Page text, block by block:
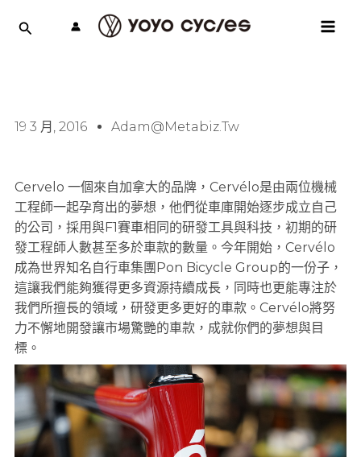
19 3 月, 2016 Adam@metabiz.tw
Cervelo 一個來自加拿大的品牌，Cervélo是由兩位機械
工程師一起孕育出的夢想，他們從車庫開始逐步成立自己
的公司，採用與F1賽車相同的研發工具與科技，初期的研
發工程師人數甚至多於車款的數量。今年開始，Cervélo
成為世界知名自行車集團Pon Bicycle Group的一份子，
這讓我們能夠獲得更多資源持續成長，同時也更能專注於
我們所擅長的領域，研發更多更好的車款。Cervélo將努
力不懈地開發讓市場驚艷的車款，成就你們的夢想與目
標。